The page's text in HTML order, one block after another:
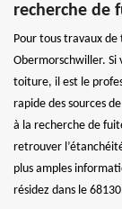
recherche de
Pour tous travaux de
Obermorschwiller. Si
toiture, il est le
rapide des sources
à la recherche de
retrouver
plus amples
résidez dans le